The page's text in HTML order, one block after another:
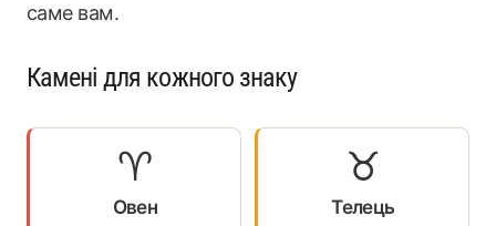
саме вам.
Камені для кожного знаку
♈
Овен
♉
Телець